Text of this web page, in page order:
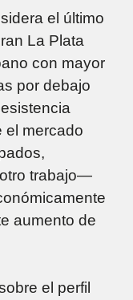
el último
La Plata
con mayor
por debajo
el mercado
trabajo—
aumento de
el perfil